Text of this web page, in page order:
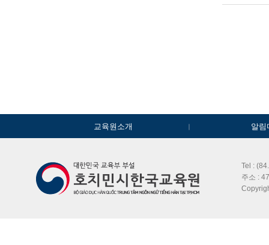
교육원소개 알림
Tel :
주소 :